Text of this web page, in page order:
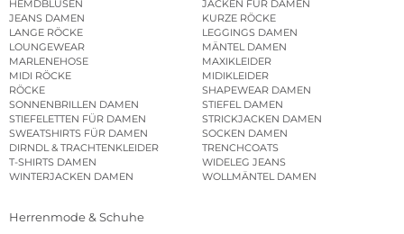
HEMDBLUSEN
JACKEN FÜR DAMEN
JEANS DAMEN
KURZE RÖCKE
LANGE RÖCKE
LEGGINGS DAMEN
LOUNGEWEAR
MÄNTEL DAMEN
MARLENEHOSE
MAXIKLEIDER
MIDI RÖCKE
MIDIKLEIDER
RÖCKE
SHAPEWEAR DAMEN
SONNENBRILLEN DAMEN
STIEFEL DAMEN
STIEFELETTEN FÜR DAMEN
STRICKJACKEN DAMEN
SWEATSHIRTS FÜR DAMEN
SOCKEN DAMEN
DIRNDL & TRACHTENKLEIDER
TRENCHCOATS
T-SHIRTS DAMEN
WIDELEG JEANS
WINTERJACKEN DAMEN
WOLLMÄNTEL DAMEN
Herrenmode & Schuhe